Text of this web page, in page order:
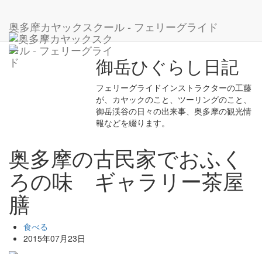
奥多摩カヤックスクール - フェリーグライド
奥多摩の古民家でおふくろの味 ギャラリー茶屋膳
御岳ひぐらし日記
フェリーグライドインストラクターの工藤
が、カヤックのこと、ツーリングのこと、
御岳渓谷の日々の出来事、奥多摩の観光情
報などを綴ります。
奥多摩の古民家でおふく
ろの味 ギャラリー茶屋
膳
食べる
2015年07月23日